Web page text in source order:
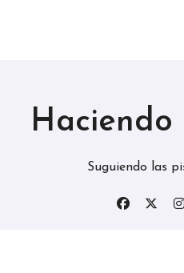
Haciendo
Suguiendo las